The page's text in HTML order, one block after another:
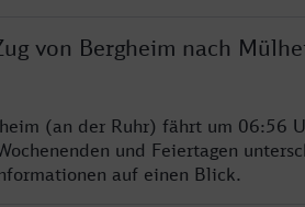
von Bergheim nach
(an der Ruhr) fährt um 06:56
und Feiertagen
auf einen Blick.